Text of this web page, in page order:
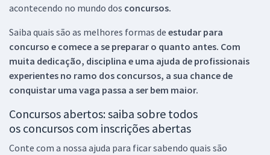
acontecendo no mundo dos concursos.
Saiba quais são as melhores formas de estudar para
concurso e comece a se preparar o quanto antes. Com
muita dedicação, disciplina e uma ajuda de profissionais
experientes no ramo dos concursos, a sua chance de
conquistar uma vaga passa a ser bem maior.
Concursos abertos: saiba sobre todos
os concursos com inscrições abertas
Conte com a nossa ajuda para ficar sabendo quais são